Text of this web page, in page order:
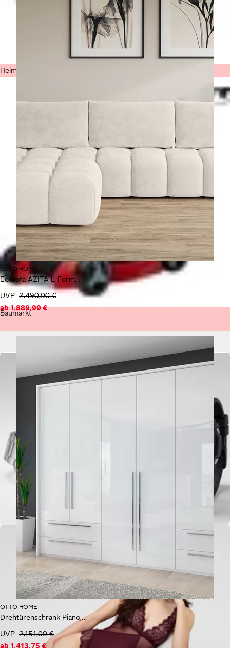
OTTO HOME
Ecksofa AZITA L-Form, XXL 352 cm Designsofa in Bubble-Opitk
UVP 2.490,00 €
ab1.889,99 €
OTTO HOME
Drehtürenschrank Piano, inklusive Rahmen und Beleuchtung, soft-close-Funktion
UVP 2.151,00 €
ab 1.413,75 €
Heimtextilien
Baumarkt